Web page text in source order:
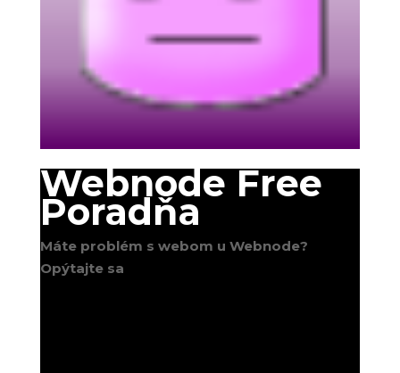
Webnode Free
Poradňa
Máte problém s webom u Webnode?
Opýtajte sa